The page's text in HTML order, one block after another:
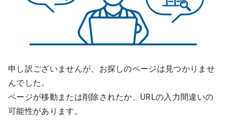
申し訳ございませんが、お探しのページは見つかりませ
んでした。
ページが移動または削除されたか、URLの入力間違いの
可能性があります。